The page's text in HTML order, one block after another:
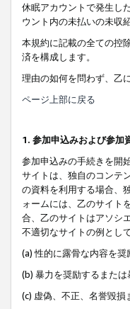
休眠アカウントで発生し
ウント内の未払いの未収
本規約に記載の全ての控
済を構成します。
理由の如何を問わず、乙
ページ上部に戻る
1. 参加申込みおよび参加
参加申込みの手続きを開
サイトは、独自のコンテ
の資料を利用する場合、
ォームには、乙のサイト
合、乙のサイトはアソシ
不適切なサイトの例とし
(a) 性的に露骨な内容を奨
(b) 暴力を奨励するまた
(c) 虚偽、不正、名誉毀損